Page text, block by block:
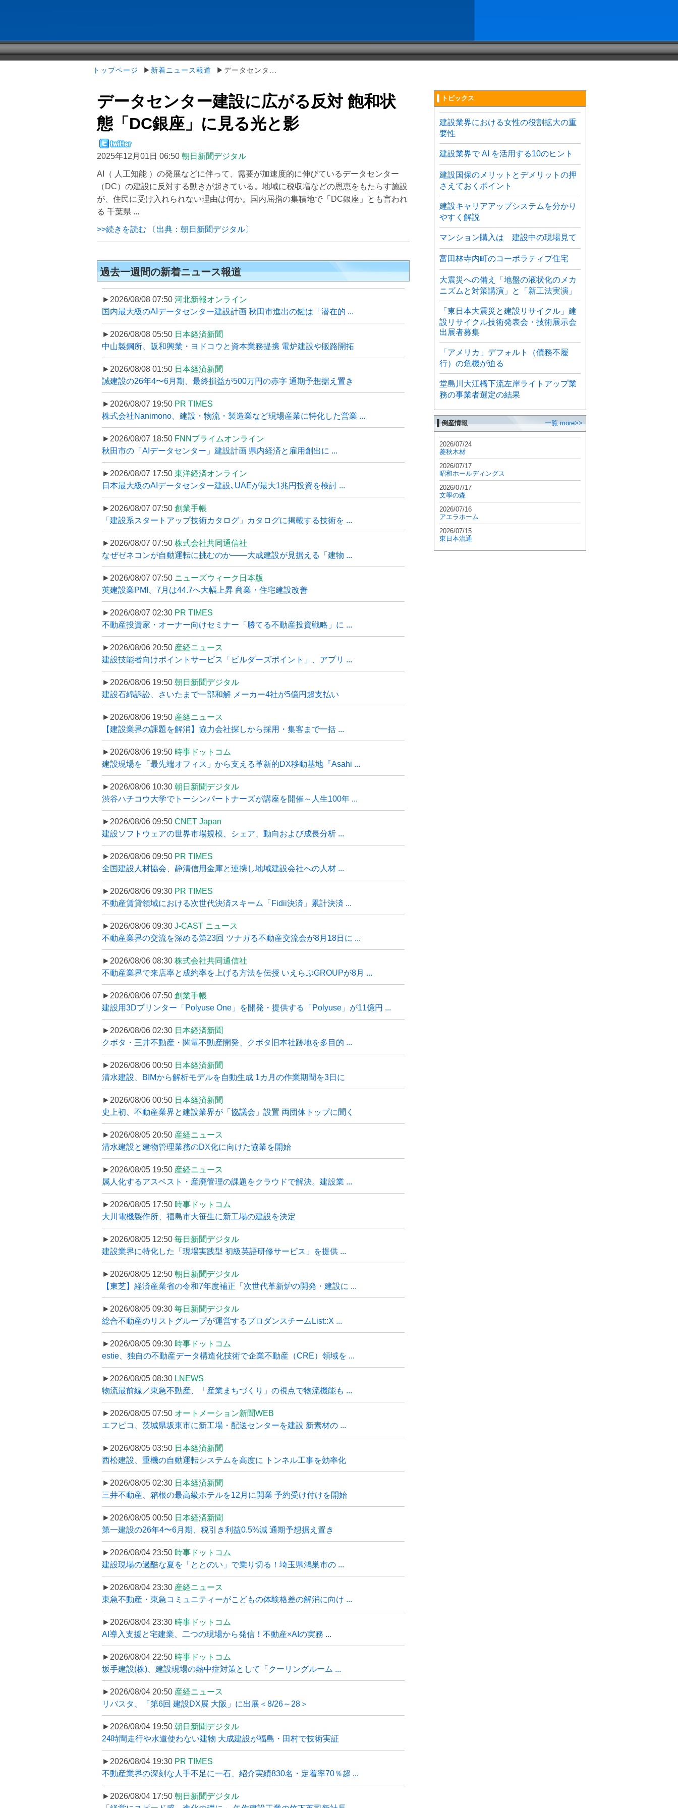
トップページ ▶ 新着ニュース報道 ▶データセンタ...
データセンター建設に広がる反対 飽和状
態「DC銀座」に見る光と影
2025年12月01日 06:50 朝日新聞デジタル
AI（ 人工知能 ）の発展などに伴って、需要が加速度的に伸びているデータセンター
（DC）の建設に反対する動きが起きている。地域に税収増などの恩恵をもたらす施設
が、住民に受け入れられない理由は何か。国内屈指の集積地で「DC銀座」とも言われ
る 千葉県 ...
>>続きを読む 〔出典：朝日新聞デジタル〕
過去一週間の新着ニュース報道
►2026/08/08 07:50 河北新報オンライン
国内最大級のAIデータセンター建設計画 秋田市進出の鍵は「潜在的 ...
►2026/08/08 05:50 日本経済新聞
中山製鋼所、阪和興業・ヨドコウと資本業務提携 電炉建設や販路開拓
►2026/08/08 01:50 日本経済新聞
誠建設の26年4〜6月期、最終損益が500万円の赤字 通期予想据え置き
►2026/08/07 19:50 PR TIMES
株式会社Nanimono、建設・物流・製造業など現場産業に特化した営業 ...
►2026/08/07 18:50 FNNプライムオンライン
秋田市の「AIデータセンター」建設計画 県内経済と雇用創出に ...
►2026/08/07 17:50 東洋経済オンライン
日本最大級のAIデータセンター建設､UAEが最大1兆円投資を検討 ...
►2026/08/07 07:50 創業手帳
「建設系スタートアップ技術カタログ」カタログに掲載する技術を ...
►2026/08/07 07:50 株式会社共同通信社
なぜゼネコンが自動運転に挑むのか――大成建設が見据える「建物 ...
►2026/08/07 07:50 ニューズウィーク日本版
英建設業PMI、7月は44.7へ大幅上昇 商業・住宅建設改善
►2026/08/07 02:30 PR TIMES
不動産投資家・オーナー向けセミナー「勝てる不動産投資戦略」に ...
►2026/08/06 20:50 産経ニュース
建設技能者向けポイントサービス「ビルダーズポイント」、アプリ ...
►2026/08/06 19:50 朝日新聞デジタル
建設石綿訴訟、さいたまで一部和解 メーカー4社が5億円超支払い
►2026/08/06 19:50 産経ニュース
【建設業界の課題を解消】協力会社探しから採用・集客まで一括 ...
►2026/08/06 19:50 時事ドットコム
建設現場を「最先端オフィス」から支える革新的DX移動基地『Asahi ...
►2026/08/06 10:30 朝日新聞デジタル
渋谷ハチコウ大学でトーシンパートナーズが講座を開催～人生100年 ...
►2026/08/06 09:50 CNET Japan
建設ソフトウェアの世界市場規模、シェア、動向および成長分析 ...
►2026/08/06 09:50 PR TIMES
全国建設人材協会、静清信用金庫と連携し地域建設会社への人材 ...
►2026/08/06 09:30 PR TIMES
不動産賃貸領域における次世代決済スキーム「Fidii決済」累計決済 ...
►2026/08/06 09:30 J-CAST ニュース
不動産業界の交流を深める第23回 ツナガる不動産交流会が8月18日に ...
►2026/08/06 08:30 株式会社共同通信社
不動産業界で来店率と成約率を上げる方法を伝授 いえらぶGROUPが8月 ...
►2026/08/06 07:50 創業手帳
建設用3Dプリンター「Polyuse One」を開発・提供する「Polyuse」が11億円 ...
►2026/08/06 02:30 日本経済新聞
クボタ・三井不動産・関電不動産開発、クボタ旧本社跡地を多目的 ...
►2026/08/06 00:50 日本経済新聞
清水建設、BIMから解析モデルを自動生成 1カ月の作業期間を3日に
►2026/08/06 00:50 日本経済新聞
史上初、不動産業界と建設業界が「協議会」設置 両団体トップに聞く
►2026/08/05 20:50 産経ニュース
清水建設と建物管理業務のDX化に向けた協業を開始
►2026/08/05 19:50 産経ニュース
属人化するアスベスト・産廃管理の課題をクラウドで解決。建設業 ...
►2026/08/05 17:50 時事ドットコム
大川電機製作所、福島市大笹生に新工場の建設を決定
►2026/08/05 12:50 毎日新聞デジタル
建設業界に特化した「現場実践型 初級英語研修サービス」を提供 ...
►2026/08/05 12:50 朝日新聞デジタル
【東芝】経済産業省の令和7年度補正「次世代革新炉の開発・建設に ...
►2026/08/05 09:30 毎日新聞デジタル
総合不動産のリストグループが運営するプロダンスチームList::X ...
►2026/08/05 09:30 時事ドットコム
estie、独自の不動産データ構造化技術で企業不動産（CRE）領域を ...
►2026/08/05 08:30 LNEWS
物流最前線／東急不動産、「産業まちづくり」の視点で物流機能も ...
►2026/08/05 07:50 オートメーション新聞WEB
エフピコ、茨城県坂東市に新工場・配送センターを建設 新素材の ...
►2026/08/05 03:50 日本経済新聞
西松建設、重機の自動運転システムを高度に トンネル工事を効率化
►2026/08/05 02:30 日本経済新聞
三井不動産、箱根の最高級ホテルを12月に開業 予約受け付けを開始
►2026/08/05 00:50 日本経済新聞
第一建設の26年4〜6月期、税引き利益0.5%減 通期予想据え置き
►2026/08/04 23:50 時事ドットコム
建設現場の過酷な夏を「ととのい」で乗り切る！埼玉県鴻巣市の ...
►2026/08/04 23:30 産経ニュース
東急不動産・東急コミュニティーがこどもの体験格差の解消に向け ...
►2026/08/04 23:30 時事ドットコム
AI導入支援と宅建業、二つの現場から発信！不動産×AIの実務 ...
►2026/08/04 22:50 時事ドットコム
坂手建設(株)、建設現場の熱中症対策として「クーリングルーム ...
►2026/08/04 20:50 産経ニュース
リバスタ、「第6回 建設DX展 大阪」に出展＜8/26～28＞
►2026/08/04 19:50 朝日新聞デジタル
24時間走行や水道使わない建物 大成建設が福島・田村で技術実証
►2026/08/04 19:30 PR TIMES
不動産業界の深刻な人手不足に一石、紹介実績830名・定着率70％超 ...
►2026/08/04 17:50 朝日新聞デジタル
▌トピックス
建設業界における女性の役割拡大の重
要性
建設業界で AI を活用する10のヒント
建設国保のメリットとデメリットの押
さえておくポイント
建設キャリアアップシステムを分かり
やすく解説
マンション購入は 建設中の現場見て
富田林寺内町のコーポラティブ住宅
大震災への備え「地盤の液状化のメカ
ニズムと対策講演」と「新工法実演」
「東日本大震災と建設リサイクル」建
設リサイクル技術発表会・技術展示会
出展者募集
「アメリカ」デフォルト（債務不履
行）の危機が迫る
堂島川大江橋下流左岸ライトアップ業
務の事業者選定の結果
▌倒産情報 一覧 more>>
2026/07/24
菱秋木材
2026/07/17
昭和ホールディングス
2026/07/17
文學の森
2026/07/16
アエラホーム
2026/07/15
東日本流通